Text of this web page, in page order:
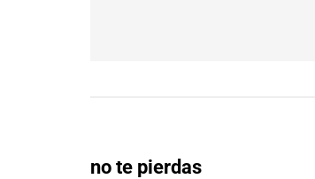
no te pierdas